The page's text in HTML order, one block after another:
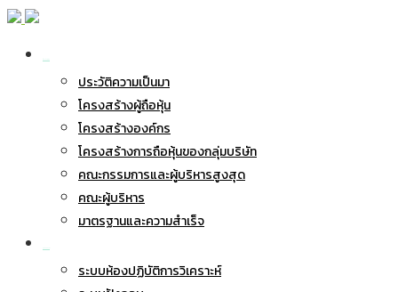
ประวัติความเป็นมา
โครงสร้างผู้ถือหุ้น
โครงสร้างองค์กร
โครงสร้างการถือหุ้นของกลุ่มบริษัท
คณะกรรมการและผู้บริหารสูงสุด
คณะผู้บริหาร
มาตรฐานและความสำเร็จ
ระบบห้องปฏิบัติการวิเคราะห์